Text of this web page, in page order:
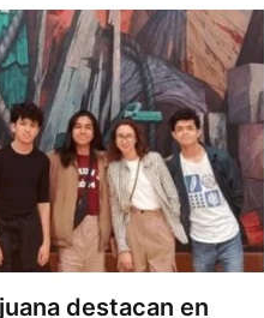
destacan en